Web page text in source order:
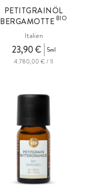
PETITGRAINÖL
BERGAMOTTEBIO
Italien
23,90 €
5ml
4.780,00 € / 1l